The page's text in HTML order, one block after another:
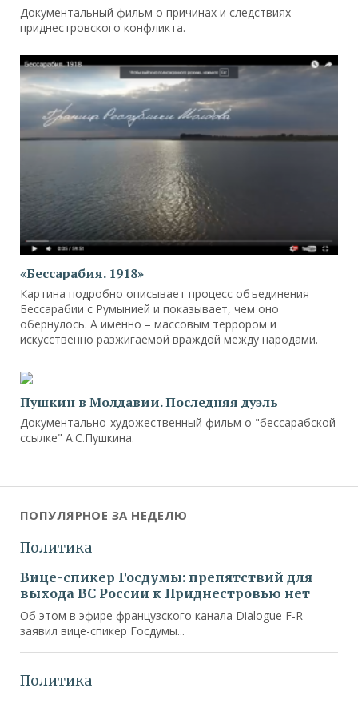
Документальный фильм о причинах и следствиях
приднестровского конфликта.
«Бессарабия. 1918»
Картина подробно описывает процесс объединения
Бессарабии с Румынией и показывает, чем оно
обернулось. А именно – массовым террором и
искусственно разжигаемой враждой между народами.
Пушкин в Молдавии. Последняя дуэль
Документально-художественный фильм о "бессарабской
ссылке" А.С.Пушкина.
ПОПУЛЯРНОЕ ЗА НЕДЕЛЮ